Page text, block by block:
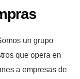
un grupo
que opera en
a empresas de